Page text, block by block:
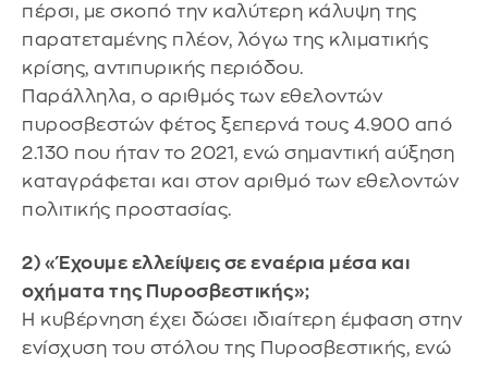
πέρσι, με σκοπό την καλύτερη κάλυψη της
παρατεταμένης πλέον, λόγω της κλιματικής
κρίσης, αντιπυρικής περιόδου.
Παράλληλα, ο αριθμός των εθελοντών
πυροσβεστών φέτος ξεπερνά τους 4.900 από
2.130 που ήταν το 2021, ενώ σημαντική αύξηση
καταγράφεται και στον αριθμό των εθελοντών
πολιτικής προστασίας.
2) «Έχουμε ελλείψεις σε εναέρια μέσα και
οχήματα της Πυροσβεστικής»;
Η κυβέρνηση έχει δώσει ιδιαίτερη έμφαση στην
ενίσχυση του στόλου της Πυροσβεστικής, ενώ